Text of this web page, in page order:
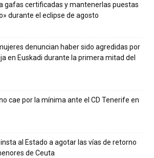
gafas certificadas y mantenerlas puestas
durante el eclipse de agosto
denuncian haber sido agredidas por
en Euskadi durante la primera mitad del
cae por la mínima ante el CD Tenerife en
insta al Estado a agotar las vías de retorno
de Ceuta